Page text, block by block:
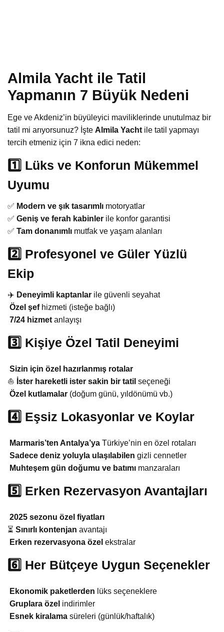
Almila Yacht ile Tatil
Yapmanın 7 Büyük Nedeni
Ege ve Akdeniz’in büyüleyici maviliklerinde unutulmaz bir
tatil mi arıyorsunuz? İşte Almila Yacht ile tatil yapmayı
tercih etmeniz için 7 ikna edici neden:
1️⃣ Lüks ve Konforun Mükemmel
Uyumu
✅ Modern ve şık tasarımlı motoryatlar
✅ Geniş ve ferah kabinler ile konfor garantisi
✅ Tam donanımlı mutfak ve yaşam alanları
2️⃣ Profesyonel ve Güler Yüzlü
Ekip
‍✈️ Deneyimli kaptanlar ile güvenli seyahat
Özel şefhizmeti (isteğe bağlı)
7/24 hizmet anlayışı
3️⃣ Kişiye Özel Tatil Deneyimi
Sizin için özel hazırlanmış rotalar
⛵ İster hareketli ister sakin bir tatil seçeneği
Özel kutlamalar (doğum günü, yıldönümü vb.)
4️⃣ Eşsiz Lokasyonlar ve Koylar
Marmaris’ten Antalya’ya Türkiye’nin en özel rotaları
Sadece deniz yoluyla ulaşılabilen gizli cennetler
Muhteşem gün doğumu ve batımı manzaraları
5️⃣ Erken Rezervasyon Avantajları
2025 sezonu özel fiyatları
⏳ Sınırlı kontenjan avantajı
Erken rezervasyona özel ekstralar
6️⃣ Her Bütçeye Uygun Seçenekler
Ekonomik paketlerden lüks seçeneklere
Gruplara özel indirimler
Esnek kiralama süreleri (günlük/haftalık)